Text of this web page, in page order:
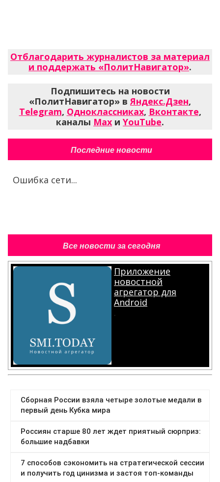
Отблагодарить журналистов за материал
и поддержать «ПолитНавигатор».
Подпишитесь на новости
«ПолитНавигатор» вЯндекс.Дзен,
Telegram, Одноклассниках, Вконтакте,
каналы Max и YouTube.
Последние новости
Ошибка сети...
Все новости за сегодня
Приложение
новостной
агрегатор для
Android
.